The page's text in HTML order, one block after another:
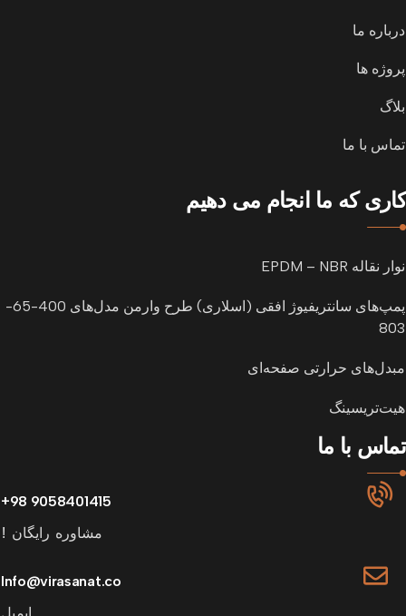
درباره ما
پروژه ها
بلاگ
تماس با ما
کاری که ما انجام می دهیم
نوار نقاله EPDM – NBR
پمپ‌های سانتریفیوژ افقی (اسلاری) طرح وارمن مدل‌های 400-65-
803
مبدل‌های حرارتی صفحه‌ای
هیت‌تریسینگ
تماس با ما
9058401415 98+
مشاوره رایگان !
Info@virasanat.co
ایمیل